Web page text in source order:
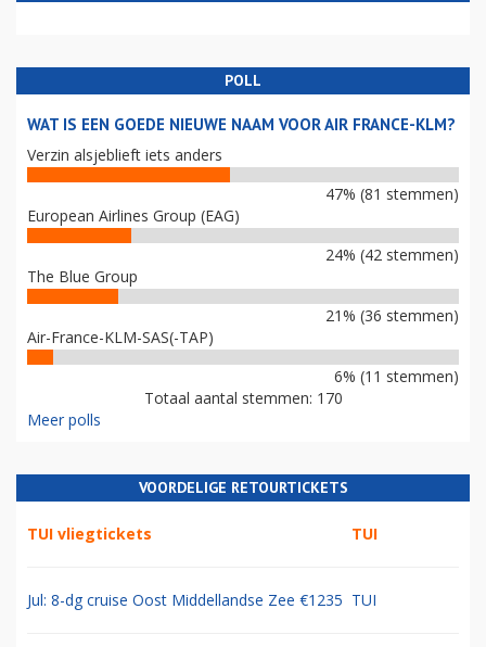
POLL
WAT IS EEN GOEDE NIEUWE NAAM VOOR AIR FRANCE-KLM?
Verzin alsjeblieft iets anders
47% (81 stemmen)
European Airlines Group (EAG)
24% (42 stemmen)
The Blue Group
21% (36 stemmen)
Air-France-KLM-SAS(-TAP)
6% (11 stemmen)
Totaal aantal stemmen: 170
Meer polls
VOORDELIGE RETOURTICKETS
TUI vliegtickets TUI
Jul: 8-dg cruise Oost Middellandse Zee €1235 TUI